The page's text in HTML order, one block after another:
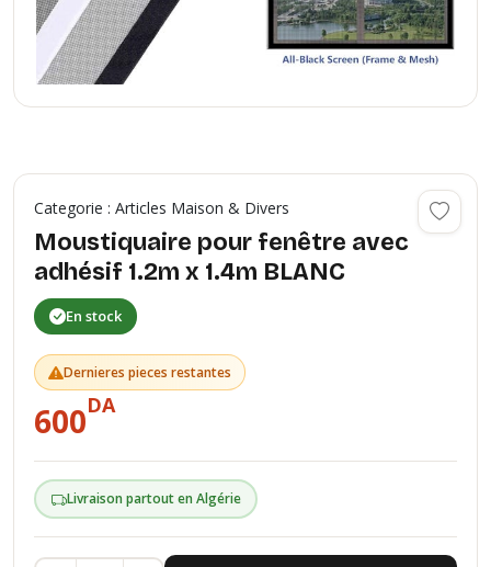
Categorie : Articles Maison & Divers
Moustiquaire pour fenêtre avec
adhésif 1.2m x 1.4m BLANC
En stock
Dernieres pieces restantes
600DA
Livraison partout en Algérie